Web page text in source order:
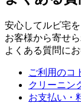
安心してルビ宅
お客様から寄せ
よくある質問にお
ご利用のコ
クリーニン
お支払い・